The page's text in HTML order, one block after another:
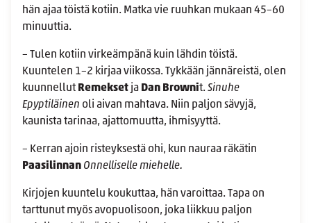
hän ajaa töistä kotiin. Matka vie ruuhkan mukaan 45–60
minuuttia.
– Tulen kotiin virkeämpänä kuin lähdin töistä.
Kuuntelen 1–2 kirjaa viikossa. Tykkään jännäreistä, olen
kuunnellut Remekset ja Dan Brownit. Sinuhe
Epyptiläinen oli aivan mahtava. Niin paljon sävyjä,
kaunista tarinaa, ajattomuutta, ihmisyyttä.
– Kerran ajoin risteyksestä ohi, kun nauraa räkätin
Paasilinnan Onnelliselle miehelle.
Kirjojen kuuntelu koukuttaa, hän varoittaa. Tapa on
tarttunut myös avopuolisoon, joka liikkuu paljon